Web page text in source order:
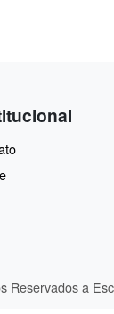
Reservados a